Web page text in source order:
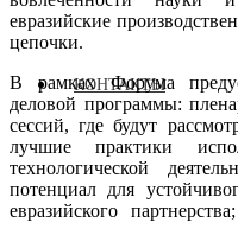
КОНТАКТЫ
евразийские
цепочки.
В рамках Форума
деловой программы:
сессий, где будут
лучшие практики
технологической
потенциал для
евразийского